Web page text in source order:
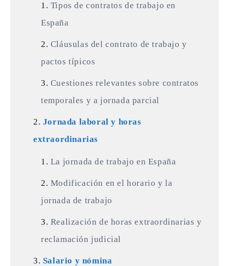
Tipos de contratos de trabajo en
España
Cláusulas del contrato de trabajo y
pactos típicos
Cuestiones relevantes sobre contratos
temporales y a jornada parcial
Jornada laboral y horas
extraordinarias
La jornada de trabajo en España
Modificación en el horario y la
jornada de trabajo
Realización de horas extraordinarias y
reclamación judicial
Salario y nómina